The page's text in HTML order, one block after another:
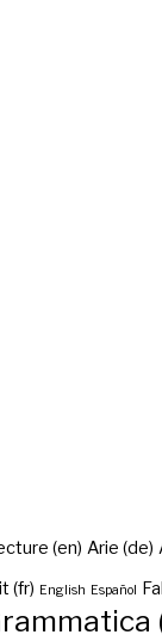
(en) Arie (de)
(fr) English Español